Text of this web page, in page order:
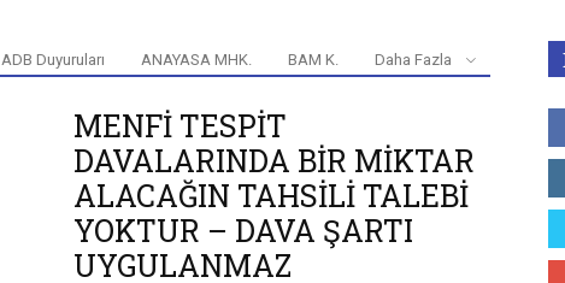
ADB Duyuruları ANAYASA MHK. BAM K. Daha Fazla
MENFİ TESPİT
DAVALARINDA BİR MİKTAR
ALACAĞIN TAHSİLİ TALEBİ
YOKTUR – DAVA ŞARTI
UYGULANMAZ